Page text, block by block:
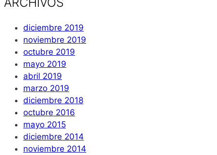
diciembre 2019
noviembre 2019
octubre 2019
mayo 2019
abril 2019
marzo 2019
diciembre 2018
octubre 2016
mayo 2015
diciembre 2014
noviembre 2014